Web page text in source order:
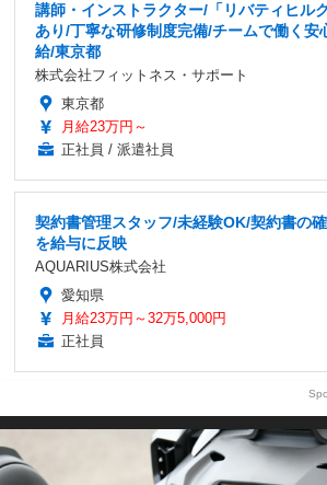
講師・インストラクター/「リバティヒル
あり/丁寧な研修制度完備/チームで働く安
給/東京都
株式会社フィットネス・サポート
東京都
月給23万円～
正社員 / 派遣社員
契約書管理スタッフ/未経験OK/契約書の
を給与に反映
AQUARIUS株式会社
愛知県
月給23万円～32万5,000円
正社員